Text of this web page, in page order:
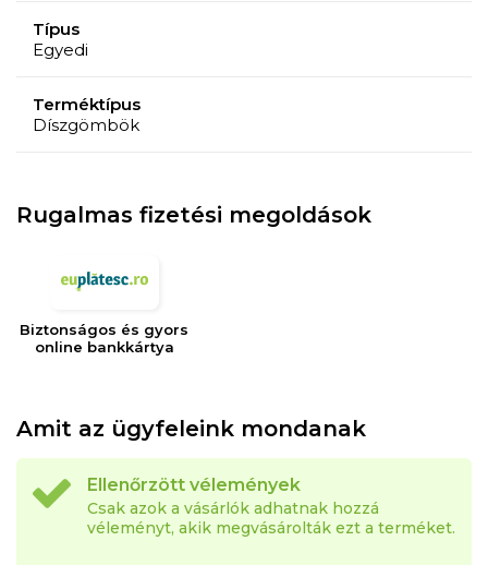
Típus
Egyedi
Terméktípus
Díszgömbök
Rugalmas fizetési megoldások
Biztonságos és gyors
online bankkártya
Amit az ügyfeleink mondanak
Ellenőrzött vélemények
Csak azok a vásárlók adhatnak hozzá
véleményt, akik megvásárolták ezt a terméket.